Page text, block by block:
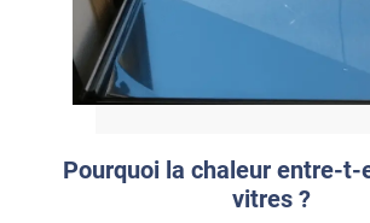
Pourquoi la chaleur entre-t-
vitres ?